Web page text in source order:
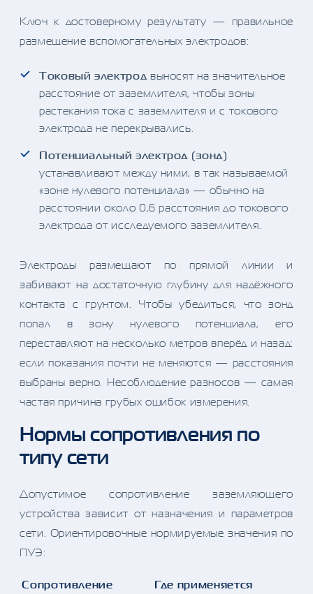
Ключ к достоверному результату — правильное
размещение вспомогательных электродов:
Токовый электродвыносят на значительное
расстояние от заземлителя, чтобы зоны
растекания тока с заземлителя и с токового
электрода не перекрывались.
Потенциальный электрод (зонд)
устанавливают между ними, в так называемой
«зоне нулевого потенциала» — обычно на
расстоянии около 0,6 расстояния до токового
электрода от исследуемого заземлителя.
Электроды размещают по прямой линии и
забивают на достаточную глубину для надёжного
контакта с грунтом. Чтобы убедиться, что зонд
попал в зону нулевого потенциала, его
переставляют на несколько метров вперёд и назад:
если показания почти не меняются — расстояния
выбраны верно. Несоблюдение разносов — самая
частая причина грубых ошибок измерения.
Нормы сопротивления по
типу сети
Допустимое сопротивление заземляющего
устройства зависит от назначения и параметров
сети. Ориентировочные нормируемые значения по
ПУЭ:
Сопротивление
Где применяется